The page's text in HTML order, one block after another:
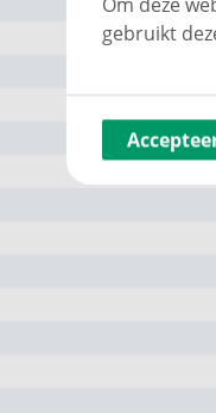
gebruikt